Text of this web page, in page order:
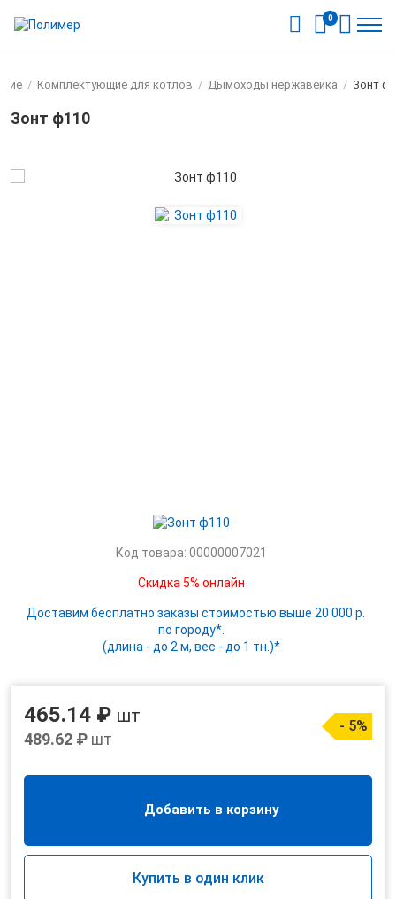
0
/ Комплектующие для котлов / Дымоходы нержавейка / Зонт
Зонт ф110
Код товара: 00000007021
Скидка 5% онлайн
Доставим бесплатно заказы стоимостью выше 20 000 р.
по городу*.
(длина - до 2 м, вес - до 1 тн.)*
465.14 ₽ шт
489.62 ₽шт
- 5%
Добавить в корзину
Купить в один клик